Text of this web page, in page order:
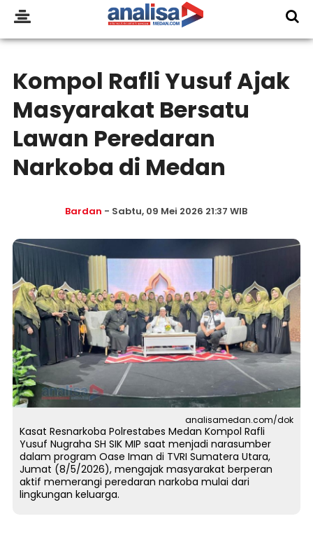
Kompol Rafli Yusuf Ajak
Masyarakat Bersatu
Lawan Peredaran
Narkoba di Medan
Bardan - Sabtu, 09 Mei 2026 21:37 WIB
analisamedan.com/dok
Kasat Resnarkoba Polrestabes Medan Kompol Rafli
Yusuf Nugraha SH SIK MIP saat menjadi narasumber
dalam program Oase Iman di TVRI Sumatera Utara,
Jumat (8/5/2026), mengajak masyarakat berperan
aktif memerangi peredaran narkoba mulai dari
lingkungan keluarga.